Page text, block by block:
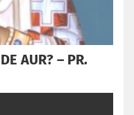
AUR? – PR.